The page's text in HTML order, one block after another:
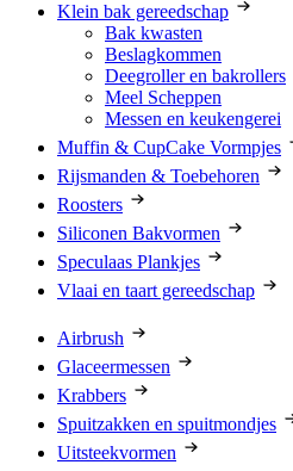
Klein bak gereedschap
Bak kwasten
Beslagkommen
Deegroller en bakrollers
Meel Scheppen
Messen en keukengerei
Muffin & CupCake Vormpjes
Rijsmanden & Toebehoren
Roosters
Siliconen Bakvormen
Speculaas Plankjes
Vlaai en taart gereedschap
Airbrush
Glaceermessen
Krabbers
Spuitzakken en spuitmondjes
Uitsteekvormen